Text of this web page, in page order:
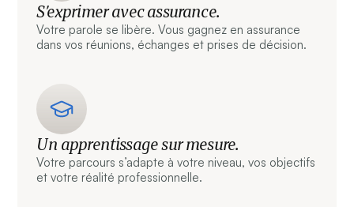
S’exprimer avec assurance.
Votre parole se libère. Vous gagnez en assurance
dans vos réunions, échanges et prises de décision.
Un apprentissage sur mesure.
Votre parcours s’adapte à votre niveau, vos objectifs
et votre réalité professionnelle.